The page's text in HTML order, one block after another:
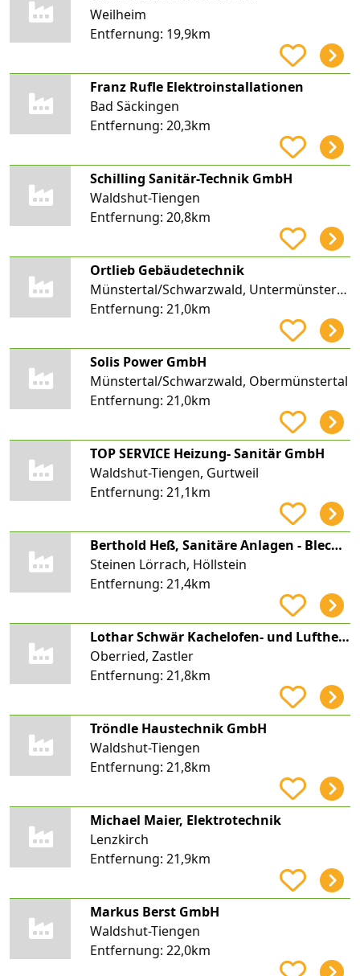
Weilheim
Entfernung: 19,9km
Franz Rufle Elektroinstallationen
Bad Säckingen
Entfernung: 20,3km
Schilling Sanitär-Technik GmbH
Waldshut-Tiengen
Entfernung: 20,8km
Ortlieb Gebäudetechnik
Münstertal/Schwarzwald, Untermünstertal
Entfernung: 21,0km
Solis Power GmbH
Münstertal/Schwarzwald, Obermünstertal
Entfernung: 21,0km
TOP SERVICE Heizung- Sanitär GmbH
Waldshut-Tiengen, Gurtweil
Entfernung: 21,1km
Berthold Heß, Sanitäre Anlagen - Blechnerei
Steinen Lörrach, Höllstein
Entfernung: 21,4km
Lothar Schwär Kachelofen- und Luftheizungsbaumeister
Oberried, Zastler
Entfernung: 21,8km
Tröndle Haustechnik GmbH
Waldshut-Tiengen
Entfernung: 21,8km
Michael Maier, Elektrotechnik
Lenzkirch
Entfernung: 21,9km
Markus Berst GmbH
Waldshut-Tiengen
Entfernung: 22,0km